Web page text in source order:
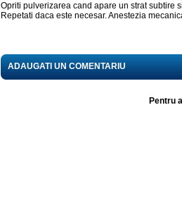
Opriti pulverizarea cand apare un strat subtire
Repetati daca este necesar. Anestezia
ADAUGATI UN COMENTARIU
Pentru